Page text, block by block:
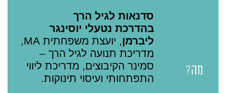
מה?
סדנאות לגיל הרך
בהדרכת נטעלי יוסינגר
ליברמן
, יועצת משפחתית MA,
מדריכת תנועה לגיל הרך –
סמינר הקיבוצים, מדריכת ליווי
התפתחותי ועיסוי תינוקות.